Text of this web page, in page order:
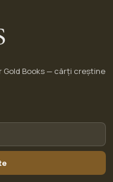
Gold Books — cărți creștine